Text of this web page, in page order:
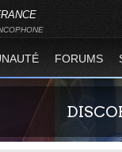
FORUMS